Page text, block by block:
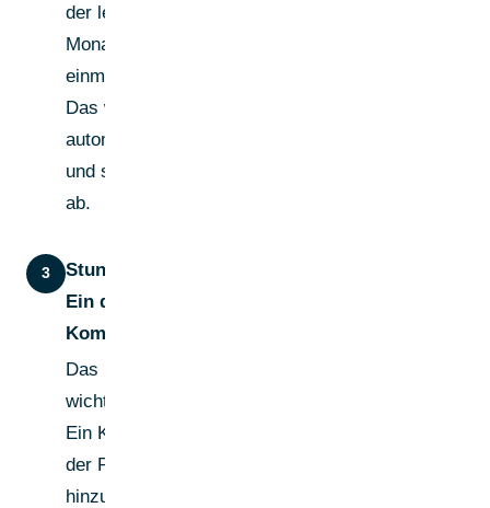
der letzten 6
Monate auf
einmal liken.
Das wirkt
automatisiert
und schreckt
ab.
3
Stunde 24–48:
Ein durchdachter
Kommentar
Das ist der
wichtigste Schritt.
Ein Kommentar,
der Perspektive
hinzufügt — keine